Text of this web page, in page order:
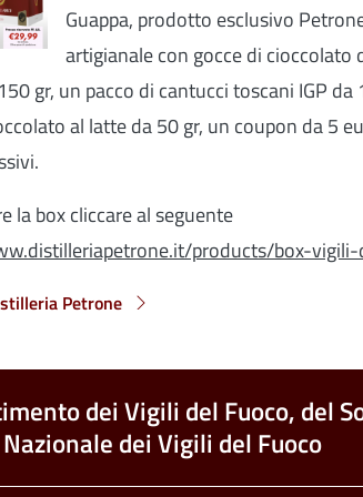
Guappa, prodotto esclusivo
artigianale con gocce di
gr, un pacco di cantucci toscani IGP
al latte da 50 gr, un coupon da 5
la box cliccare al seguente
products/box-
Petrone
dei Vigili del Fuoco, del
dei Vigili del Fuoco